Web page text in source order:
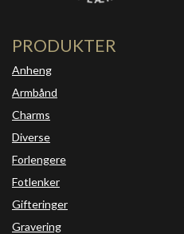
PRODUKTER
Anheng
Armbånd
Charms
Diverse
Forlengere
Fotlenker
Gifteringer
Gravering